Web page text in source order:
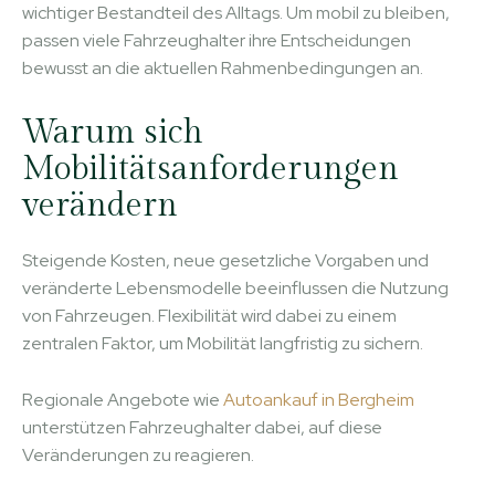
wichtiger Bestandteil des Alltags. Um mobil zu bleiben,
passen viele Fahrzeughalter ihre Entscheidungen
bewusst an die aktuellen Rahmenbedingungen an.
Warum sich
Mobilitätsanforderungen
verändern
Steigende Kosten, neue gesetzliche Vorgaben und
veränderte Lebensmodelle beeinflussen die Nutzung
von Fahrzeugen. Flexibilität wird dabei zu einem
zentralen Faktor, um Mobilität langfristig zu sichern.
Regionale Angebote wieAutoankauf in Bergheim
unterstützen Fahrzeughalter dabei, auf diese
Veränderungen zu reagieren.